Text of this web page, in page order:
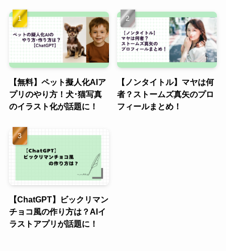
【無料】ペット擬人化AIア
プリのやり方！犬･猫写真
のイラスト化が話題に！
【ノンタイトル】マヤは何
者？ストームズ真矢のプロ
フィールまとめ！
【ChatGPT】ビックリマン
チョコ風の作り方は？AIイ
ラストアプリが話題に！